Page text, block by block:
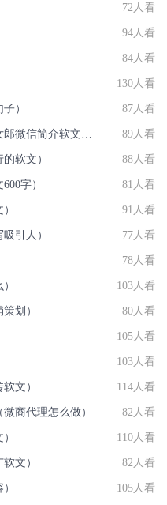
72人看
94人看
84人看
130人看
） 87人看
89人看
软文） 88人看
字） 81人看
91人看
引人） 77人看
78人看
103人看
划） 80人看
105人看
103人看
文） 114人看
商代理怎么做） 82人看
110人看
文） 82人看
105人看